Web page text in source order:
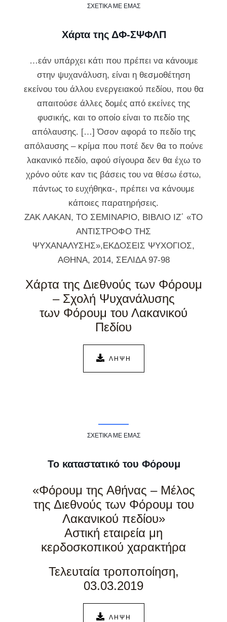
ΣΧΕΤΙΚΑ ΜΕ ΕΜΑΣ
Xάρτα της ΔΦ-ΣΨΦΛΠ
…εάν υπάρχει κάτι που πρέπει να κάνουμε
στην ψυχανάλυση, είναι η θεσμοθέτηση
εκείνου του άλλου ενεργειακού πεδίου, που θα
απαιτούσε άλλες δομές από εκείνες της
φυσικής, και το οποίο είναι το πεδίο της
απόλαυσης. […] Όσον αφορά το πεδίο της
απόλαυσης – κρίμα που ποτέ δεν θα το πούνε
λακανικό πεδίο, αφού σίγουρα δεν θα έχω το
χρόνο ούτε καν τις βάσεις του να θέσω έστω,
πάντως το ευχήθηκα-, πρέπει να κάνουμε
κάποιες παρατηρήσεις.
ΖΑΚ ΛΑΚΑΝ, ΤΟ ΣΕΜΙΝΑΡΙΟ, ΒΙΒΛΙΟ ΙΖ΄ «ΤΟ
ΑΝΤΙΣΤΡΟΦΟ ΤΗΣ
ΨΥΧΑΝΑΛΥΣΗΣ»,ΕΚΔΟΣΕΙΣ ΨΥΧΟΓΙΟΣ,
ΑΘΗΝΑ, 2014, ΣΕΛΙΔΑ 97-98
Χάρτα της Διεθνούς των Φόρουμ
– Σχολή Ψυχανάλυσης
των Φόρουμ του Λακανικού
Πεδίου
ΛΗΨΗ
ΣΧΕΤΙΚΑ ΜΕ ΕΜΑΣ
Το καταστατικό του Φόρουμ
«Φόρουμ της Αθήνας – Μέλος
της Διεθνούς των Φόρουμ του
Λακανικού πεδίου»
Αστική εταιρεία μη
κερδοσκοπικού χαρακτήρα
Τελευταία τροποποίηση,
03.03.2019
ΛΗΨΗ